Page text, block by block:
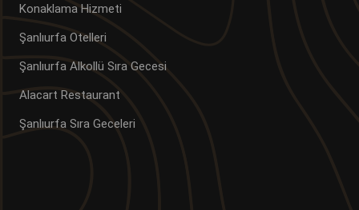
Konaklama Hizmeti
Şanlıurfa Otelleri
Şanlıurfa Alkollü Sıra Gecesi
Alacart Restaurant
Şanlıurfa Sıra Geceleri